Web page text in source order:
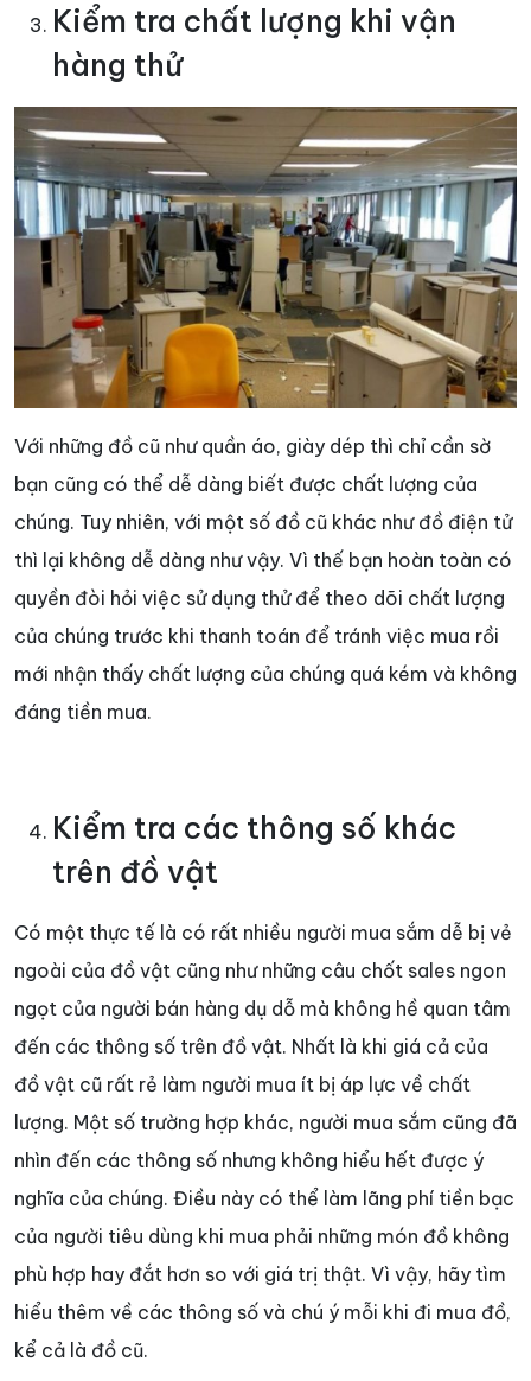
Kiểm tra chất lượng khi vận
hàng thử
Với những đồ cũ như quần áo, giày dép thì chỉ cần sờ
bạn cũng có thể dễ dàng biết được chất lượng của
chúng. Tuy nhiên, với một số đồ cũ khác như đồ điện tử
thì lại không dễ dàng như vậy. Vì thế bạn hoàn toàn có
quyền đòi hỏi việc sử dụng thử để theo dõi chất lượng
của chúng trước khi thanh toán để tránh việc mua rồi
mới nhận thấy chất lượng của chúng quá kém và không
đáng tiền mua.
Kiểm tra các thông số khác
trên đồ vật
Có một thực tế là có rất nhiều người mua sắm dễ bị vẻ
ngoài của đồ vật cũng như những câu chốt sales ngon
ngọt của người bán hàng dụ dỗ mà không hề quan tâm
đến các thông số trên đồ vật. Nhất là khi giá cả của
đồ vật cũ rất rẻ làm người mua ít bị áp lực về chất
lượng. Một số trường hợp khác, người mua sắm cũng đã
nhìn đến các thông số nhưng không hiểu hết được ý
nghĩa của chúng. Điều này có thể làm lãng phí tiền bạc
của người tiêu dùng khi mua phải những món đồ không
phù hợp hay đắt hơn so với giá trị thật. Vì vậy, hãy tìm
hiểu thêm về các thông số và chú ý mỗi khi đi mua đồ,
kể cả là đồ cũ.